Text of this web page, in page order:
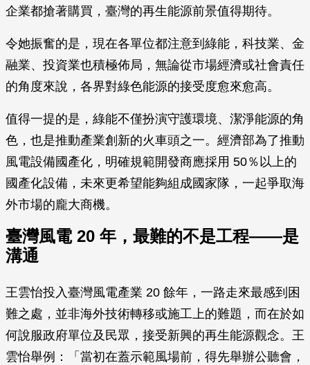
企業都搶著購買，臺灣的再生能源前景值得期待。
令她振奮的是，現在各單位都注意到綠能，科技業、金
融業、投資業也積極佈局，無論從市場經濟或社會責任
的角度來說，各界對綠色能源的接受度愈來愈高。
值得一提的是，綠能不僅扮演守護環境、潔淨能源的角
色，也是推動產業創新的火車頭之一。經濟部為了推動
風電設備國產化，明確規範開發商應採用 50％以上的
國產化設備，未來更希望能夠組成國家隊，一起爭取海
外市場的龐大商機。
臺灣風電 20 年，最難的不是工程——是
溝通
王雲怡投入臺灣風電產業 20 餘年，一路走來最感到困
難之處，並非海外技術轉移或施工上的難題，而在於如
何說服政府單位及民眾，接受新興的再生能源觀念。王
雲怡舉例：「當初在蓋示範風場前，得先舉辦公聽會，